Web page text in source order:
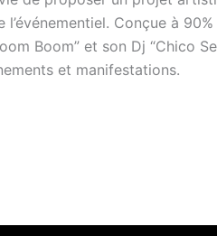
Conçue à
Boom” et son Dj “Chico
et manifestations.